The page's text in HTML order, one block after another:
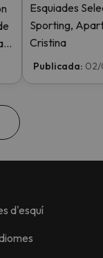
Esquiades
Sporting,
Cristina
Publicada:
d'esquí